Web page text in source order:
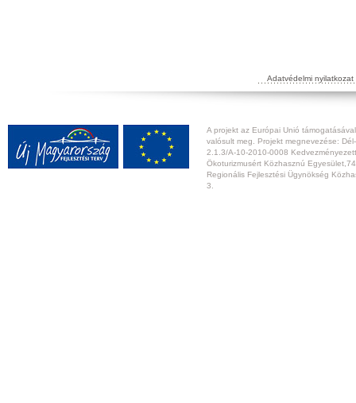
Adatvédelmi nyilatkozat
A projekt az Európai Unió
valósult meg. Projekt megnevezése:
2.1.3/A-10-2010-0008
Ökoturizmusért Közhasznú
Regionális Fejlesztési Ügynökség
3.